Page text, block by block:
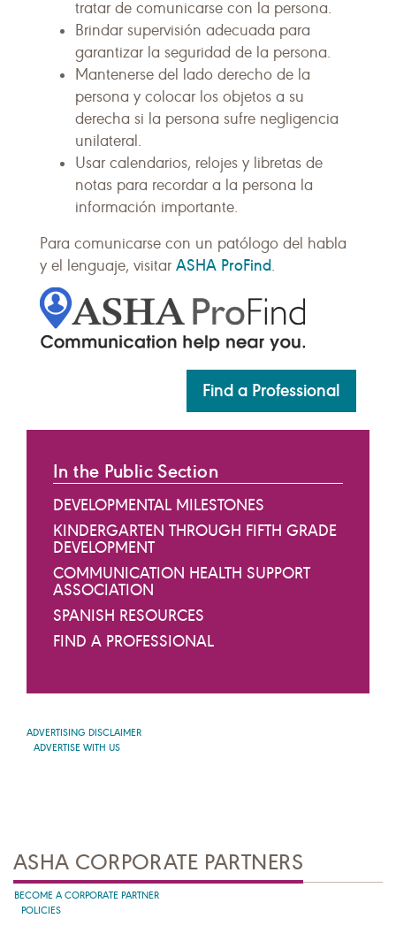
tratar de comunicarse con la persona.
Brindar supervisión adecuada para
garantizar la seguridad de la persona.
Mantenerse del lado derecho de la
persona y colocar los objetos a su
derecha si la persona sufre negligencia
unilateral.
Usar calendarios, relojes y libretas de
notas para recordar a la persona la
información importante.
Para comunicarse con un patólogo del habla
y el lenguaje, visitar ASHA ProFind.
Find a Professional
In the Public Section
DEVELOPMENTAL MILESTONES
KINDERGARTEN THROUGH FIFTH GRADE
DEVELOPMENT
COMMUNICATION HEALTH SUPPORT
ASSOCIATION
SPANISH RESOURCES
FIND A PROFESSIONAL
ADVERTISING DISCLAIMER
ADVERTISE WITH US
ASHA CORPORATE PARTNERS
BECOME A CORPORATE PARTNER
POLICIES